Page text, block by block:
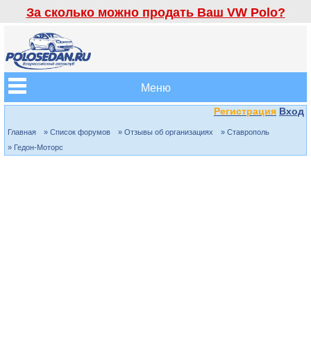
За сколько можно продать Ваш VW Polo?
Меню
Регистрация Вход
Главная » Список форумов » Отзывы об организациях
» Ставрополь
» Гедон-Моторс